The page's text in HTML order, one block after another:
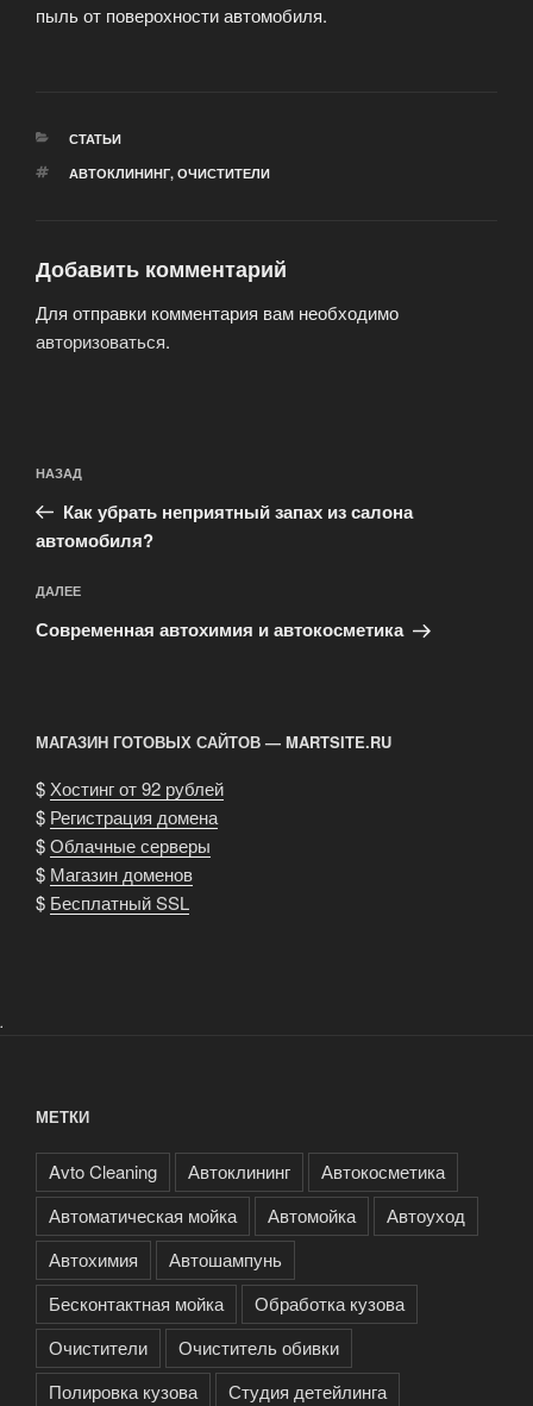
пыль от поверохности автомобиля.
РУБРИКИ
СТАТЬИ
МЕТКИ
АВТОКЛИНИНГ, ОЧИСТИТЕЛИ
Добавить комментарий
Для отправки комментария вам необходимо
авторизоваться.
по
записям
Предыдущая
запись:
НАЗАД
Как убрать неприятный запах из салона
автомобиля?
Следующая
запись
ДАЛЕЕ
Современная автохимия и автокосметика
МАГАЗИН ГОТОВЫХ САЙТОВ — MARTSITE.RU
$ Хостинг от 92 рублей
$ Регистрация домена
$Облачные серверы
$ Магазин доменов
$ Бесплатный SSL
.
МЕТКИ
Avto Cleaning Автоклининг
Автокосметика
Автоматическая мойка
Автомойка
Автоуход
Автохимия
Автошампунь
Бесконтактная мойка
Обработка кузова
Очистители
Очиститель обивки
Полировка кузова
Студия детейлинга